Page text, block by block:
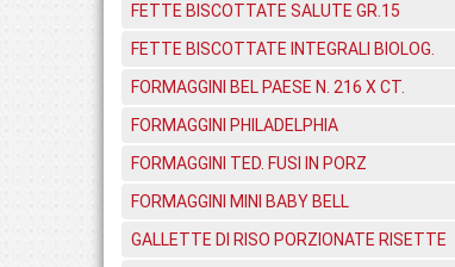
FETTE BISCOTTATE SALUTE GR.15
FETTE BISCOTTATE INTEGRALI BIOLOG.
FORMAGGINI BEL PAESE N. 216 X CT.
FORMAGGINI PHILADELPHIA
FORMAGGINI TED. FUSI IN PORZ
FORMAGGINI MINI BABY BELL
GALLETTE DI RISO PORZIONATE RISETTE